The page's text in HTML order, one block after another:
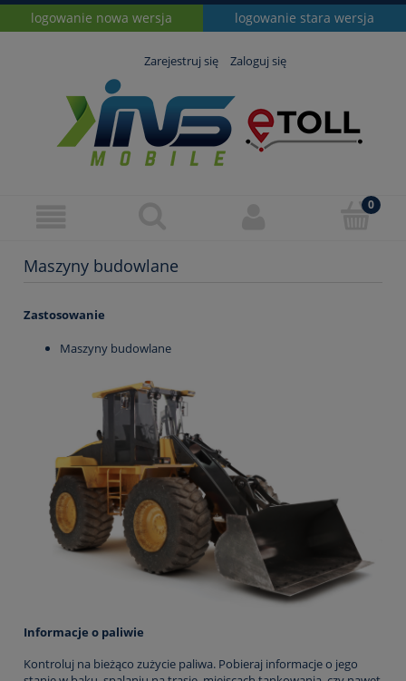
logowanie nowa wersja logowanie stara wersja
Zarejestruj się Zaloguj się
Maszyny budowlane
Zastosowanie
Maszyny budowlane
Informacje o paliwie
Kontroluj na bieżąco zużycie paliwa. Pobieraj informacje o jego